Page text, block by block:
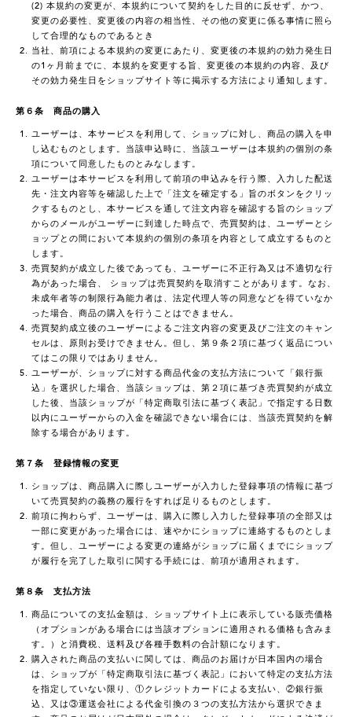
(2) 本規約の変更が、本規約について契約をした目的に反せず、かつ、
変更の必要性、変更後の内容の相当性、その他の変更に係る事情に照ら
して合理的なものであるとき
当社、前項による本規約の変更にあたり、変更後の本規約の効力発生日
の1ヶ月前までに、本規約を変更する旨、変更後の本規約の内容、及び
その効力発生日をショップサイト等に掲示する方法により通知します。
第６条 商品の購入
ユーザーは、本サービスを利用して、ショップに対し、商品の購入を申
し込むものとします。当該申込時に、当該ユーザーは本規約の個別の条
項について同意したものとみなします。
ユーザーは本サービスを利用して前項の申込みを行う際、入力した配送
先・注文内容等を確認した上で「注文を確定する」旨のボタンをクリッ
クするものとし、本サービスを通して注文内容を確認する旨のショップ
からのメールがユーザーに到達した時点で、売買契約は、ユーザーとシ
ョップとの間において本規約の個別の条項を内容として成立するものと
します。
売買契約が成立した後であっても、ユーザーに不正行為又は不適切な行
為があった場合、 ショップは売買契約を取消すことがあります。なお、
未成年者等の制限行為能力者は、法定代理人等の同意などを得ていなか
った場合、商品の購入を行うことはできません。
売買契約成立後のユーザーによるご注文内容の変更及びご注文のキャン
セルは、原則お受けできません。但し、第９条２項に基づく返品につい
てはこの限りではありません。
ユーザーが、ショップに対する商品代金の支払方法について「銀行振
込」を選択した場合、当該ショップは、第２項に基づき売買契約が成立
した後、当該ショップが「特定商取引法に基づく表記」で指定する日数
以内にユーザーからの入金を確認できない場合には、当該売買契約を解
除する場合があります。
第７条 登録情報の変更
ショップは、商品購入に際しユーザーが入力した登録事項の情報に基づ
いて売買契約の義務の履行をすれば足りるものとします。
前項に拘わらず、ユーザーは、購入に際し入力した登録事項の全部又は
一部に変更があった場合には、速やかにショップに連絡するものとしま
す。但し、ユーザーによる変更の連絡がショップに届くまでにショップ
が履行を完了した取引に関する手続には、前項が適用されます。
第８条 支払方法
商品についての支払金額は、ショップサイト上に表示している販売価格
（オプションがある場合には当該オプションに適用される価格も含みま
す。）と消費税、送料及び各種手数料の合計額になります。
購入された商品の支払いに関しては、商品のお届けが日本国内の場合
は、ショップが「特定商取引法に基づく表記」において特定の支払方法
を指定していない限り、①クレジットカードによる支払い、②銀行振
込、又は③運送会社による代金引換の３つの支払方法から選択できま